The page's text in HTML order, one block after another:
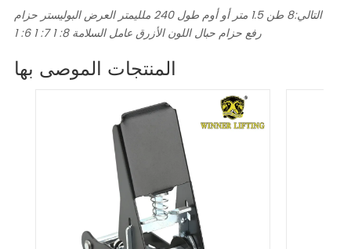
التالي:
8 طن 1.5 متر أو أوم طول 240 ملليمتر العرض البوليستر حزام
رفع حزام حبال اللون الأزرق عامل السلامة 8: 1 7: 1 6: 1
المنتجات الموصى بها